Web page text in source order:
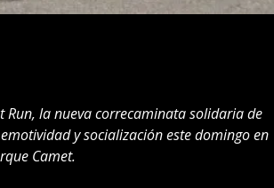
la nueva correcaminata solidaria de
y socialización este domingo en
Camet.